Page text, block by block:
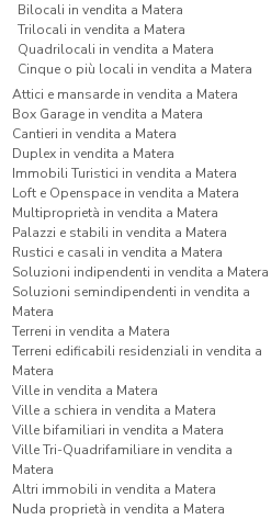
Bilocali in vendita a Matera
Trilocali in vendita a Matera
Quadrilocali in vendita a Matera
Cinque o più locali in vendita a Matera
Attici e mansarde in vendita a Matera
Box Garage in vendita a Matera
Cantieri in vendita a Matera
Duplex in vendita a Matera
Immobili Turistici in vendita a Matera
Loft e Openspace in vendita a Matera
Multiproprietà in vendita a Matera
Palazzi e stabili in vendita a Matera
Rustici e casali in vendita a Matera
Soluzioni indipendenti in vendita a Matera
Soluzioni semindipendenti in vendita a
Matera
Terreni in vendita a Matera
Terreni edificabili residenziali in vendita a
Matera
Ville in vendita a Matera
Ville a schiera in vendita a Matera
Ville bifamiliari in vendita a Matera
Ville Tri-Quadrifamiliare in vendita a
Matera
Altri immobili in vendita a Matera
Nuda proprietà in vendita a Matera